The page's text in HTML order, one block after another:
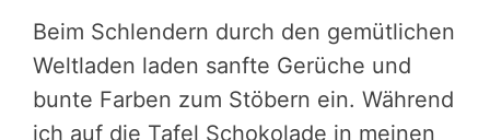
Beim Schlendern durch den gemütlichen
Weltladen laden sanfte Gerüche und
bunte Farben zum Stöbern ein. Während
ich auf die Tafel Schokolade in meinen